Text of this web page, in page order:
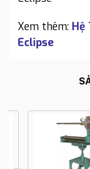
Xem thêm: Hệ
Eclipse